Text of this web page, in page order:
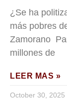
¿Se ha
más pobres
Zamorano
millones de
LEER MAS »
October 30, 2025